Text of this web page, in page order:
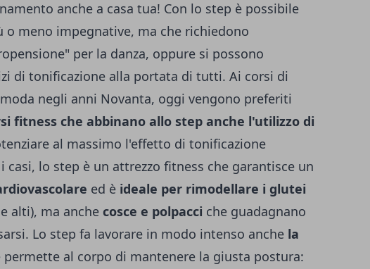
anche a casa tua! Con lo step è possibile
o meno impegnative, ma che richiedono
per la danza, oppure si possono
di tonificazione alla portata di tutti. Ai corsi di
negli anni Novanta, oggi vengono preferiti
fitness che abbinano allo step anche l'utilizzo di
al massimo l'effetto di tonificazione
casi, lo step è un attrezzo fitness che garantisce un
ed è ideale per rimodellare i glutei
alti), ma anche cosce e polpacci che guadagnano
Lo step fa lavorare in modo intenso anche la
permette al corpo di mantenere la giusta postura: